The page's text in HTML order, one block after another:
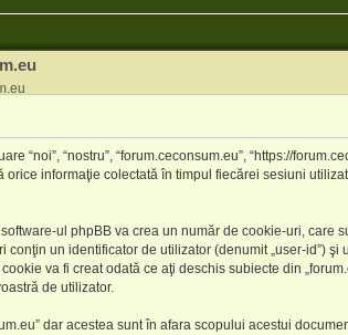
“nostru”, “forum.ceconsum.eu”, “https://
orice informaţie colectată în timpul fiecărei sesiuni
ul phpBB va crea un număr de cookie-uri, care
un identificator de utilizator (denumit „user-id”) şi
va fi creat odată ce aţi deschis subiecte din
de utilizator.
dar acestea sunt în afara scopului acestui